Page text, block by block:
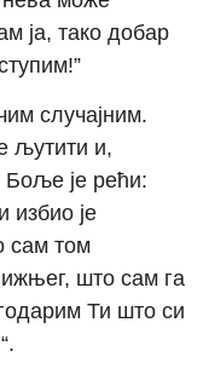
ја, тако добар
случајним.
љутити и,
Боље је рећи:
избио је
сам том
што сам га
Ти што си